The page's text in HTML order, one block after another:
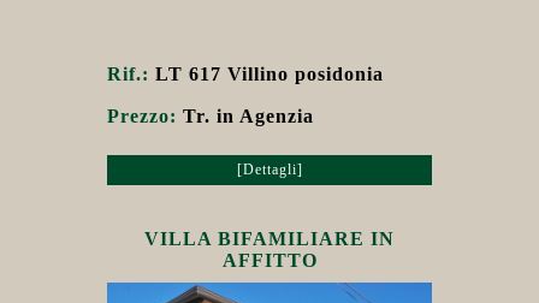
Rif.: LT 617 Villino posidonia
Prezzo: Tr. in Agenzia
[Dettagli]
VILLA BIFAMILIARE IN
AFFITTO